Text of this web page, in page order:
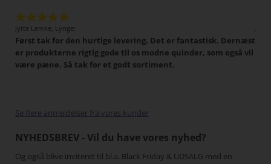
Jytte Lemke, Lynge:
Først tak for den hurtige levering. Det er fantastisk. Dernæst
er produkterne rigtig gode til os modne quinder, som også vil
være pæne. Så tak for et godt sortiment.
Se flere anmeldelser fra vores kunder
NYHEDSBREV - Vil du have vores nyhed?
Og også blive inviteret til bl.a. Black Friday & UDSALG med en